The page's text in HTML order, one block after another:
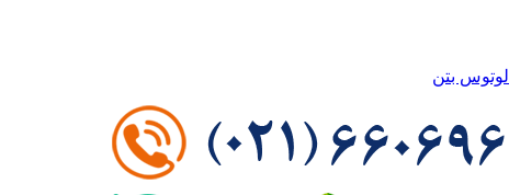
لوتوس بتن